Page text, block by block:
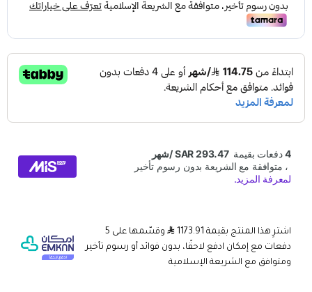
اشترِ هذا المنتج بقيمة 1173.91
وقسّمها على 5
دفعات مع إمكان ادفع لاحقًا، بدون فوائد أو رسوم تأخير
ومتوافق مع الشريعة الإسلامية